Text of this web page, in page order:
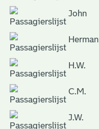
John
Herman
H.W.
C.M.
J.W.